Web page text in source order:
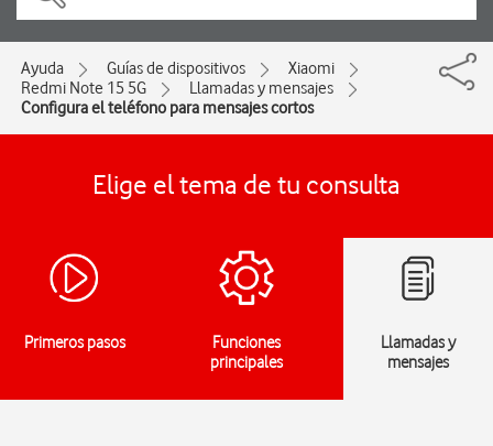
Ayuda Guías de dispositivos
Xiaomi
Redmi Note 15 5G
Llamadas y mensajes
Configura el teléfono para mensajes cortos
Elige el tema de tu consulta
Primeros pasos
Funciones
principales
Llamadas y
mensajes